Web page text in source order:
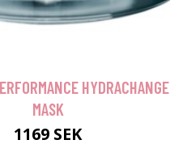
HYDRACHANGE
MASK
1169 SEK